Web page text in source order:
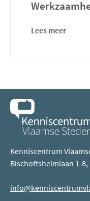
Lees meer
Kenniscentrum
Bischoffsheimlaan 1-8,